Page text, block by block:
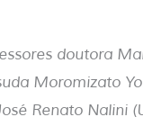
doutora
Moromizato
Renato Nalini